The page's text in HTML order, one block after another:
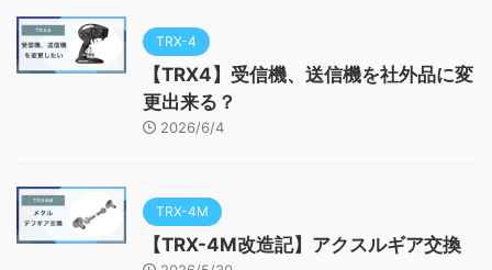
TRX-4
【TRX4】受信機、送信機を社外品に変
更出来る？
2026/6/4
TRX-4M
【TRX-4M改造記】アクスルギア交換